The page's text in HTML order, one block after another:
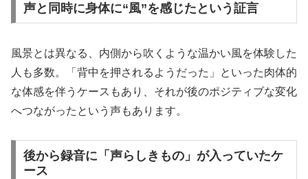
声と同時に身体に“風”を感じたという証言
風景とは異なる、内側から吹くような温かい風を体験した
人も多数。「背中を押されるようだった」といった肉体的
な体感を伴うケースもあり、それが後のポジティブな変化
へつながったという声もあります。
後から録音に「声らしきもの」が入っていたケ
ース